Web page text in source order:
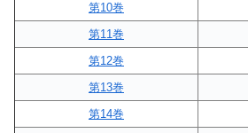
第10巻
第11巻
第12巻
第13巻
第14巻